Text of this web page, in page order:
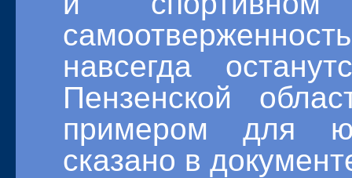
навсегда
Пензенской
примером для
сказано в